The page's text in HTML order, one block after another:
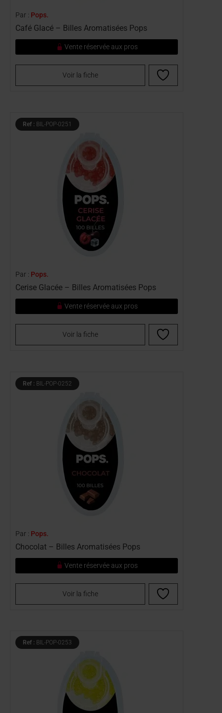
Par : Pops.
Café Glacé – Billes Aromatisées Pops
Vente réservée aux pros
Voir la fiche
Ref : BIL-POP-0251
Par : Pops.
Cerise Glacée – Billes Aromatisées Pops
Vente réservée aux pros
Voir la fiche
Ref : BIL-POP-0252
Par : Pops.
Chocolat – Billes Aromatisées Pops
Vente réservée aux pros
Voir la fiche
Ref : BIL-POP-0253